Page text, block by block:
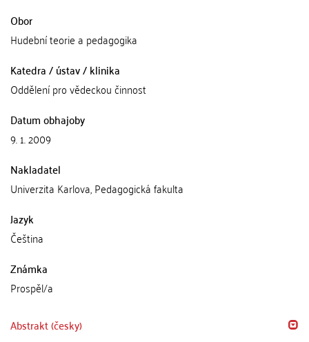
Obor
Hudební teorie a pedagogika
Katedra / ústav / klinika
Oddělení pro vědeckou činnost
Datum obhajoby
9. 1. 2009
Nakladatel
Univerzita Karlova, Pedagogická fakulta
Jazyk
Čeština
Známka
Prospěl/a
Abstrakt (česky)